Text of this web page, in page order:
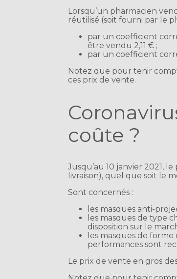
Lorsqu’un pharmacien
réutilisé (soit fourni par le
par un coefficient
être vendu 2,11 € ;
par un coefficient
Notez que pour tenir
ces prix de vente.
coûte ?
Jusqu’au 10 janvier 2021,
livraison), quel que soit le
Sont concernés :
les masques anti-
les masques de type
disposition sur le
les masques de
performances sont
Le prix de vente en gros